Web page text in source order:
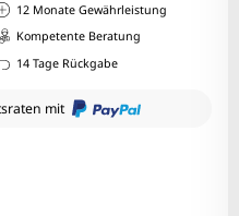
12 Monate Gewährleistung
Kompetente Beratung
14 Tage Rückgabe
mit